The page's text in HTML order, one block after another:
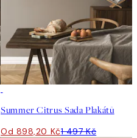
Summer Citrus Sada Plakátů
Od 898,20 Kč1 497 Kč